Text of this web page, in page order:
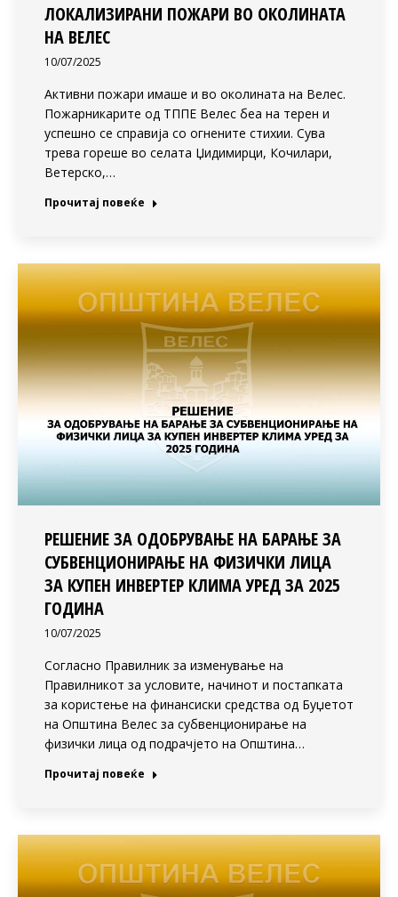
ЛОКАЛИЗИРАНИ ПОЖАРИ ВО ОКОЛИНАТА
НА ВЕЛЕС
10/07/2025
Активни пожари имаше и во околината на Велес.
Пожарникарите од ТППЕ Велес беа на терен и
успешно се справија со огнените стихии. Сува
трева гореше во селата Џидимирци, Кочилари,
Ветерско,…
Прочитај повеќе
РЕШЕНИЕ ЗА ОДОБРУВАЊЕ НА БАРАЊЕ ЗА
СУБВЕНЦИОНИРАЊЕ НА ФИЗИЧКИ ЛИЦА
ЗА КУПЕН ИНВЕРТЕР КЛИМА УРЕД ЗА 2025
ГОДИНА
10/07/2025
Согласно Правилник за изменување на
Правилникот за условите, начинот и постапката
за користење на финансиски средства од Буџетот
на Општина Велес за субвенционирање на
физички лица од подрачјето на Општина…
Прочитај повеќе